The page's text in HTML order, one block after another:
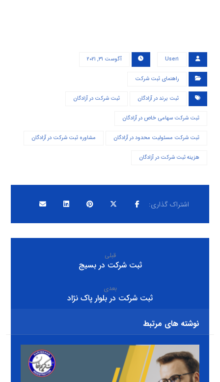
User۱ آگوست ۳۱, ۲۰۲۱
راهنمای ثبت شرکت
ثبت برند در آزادگان ثبت شرکت در آزادگان
ثبت شرکت سهامی خاص در آزادگان
ثبت شرکت مسئولیت محدود در آزادگان مشاوره ثبت شرکت در آزادگان
هزینه ثبت شرکت در آزادگان
قبلی
ثبت شرکت در بسیج
بعدی
ثبت شرکت در بلوار پاک نژاد
نوشته های مرتبط